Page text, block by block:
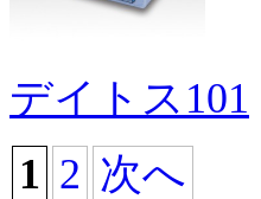
デイトス101
1 2 次へ